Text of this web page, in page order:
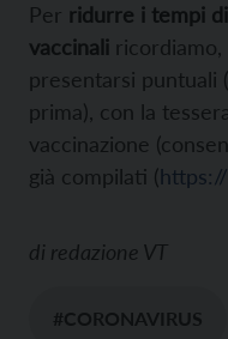
Per ridurre i tempi
vaccinali
presentarsi puntuali
prima), con la
vaccinazione
già compilati (
di redazione VT
#CORONAVIRUS